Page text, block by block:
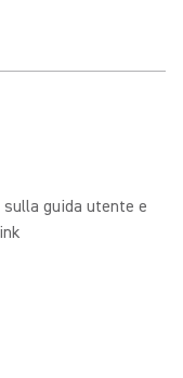
guida utente e